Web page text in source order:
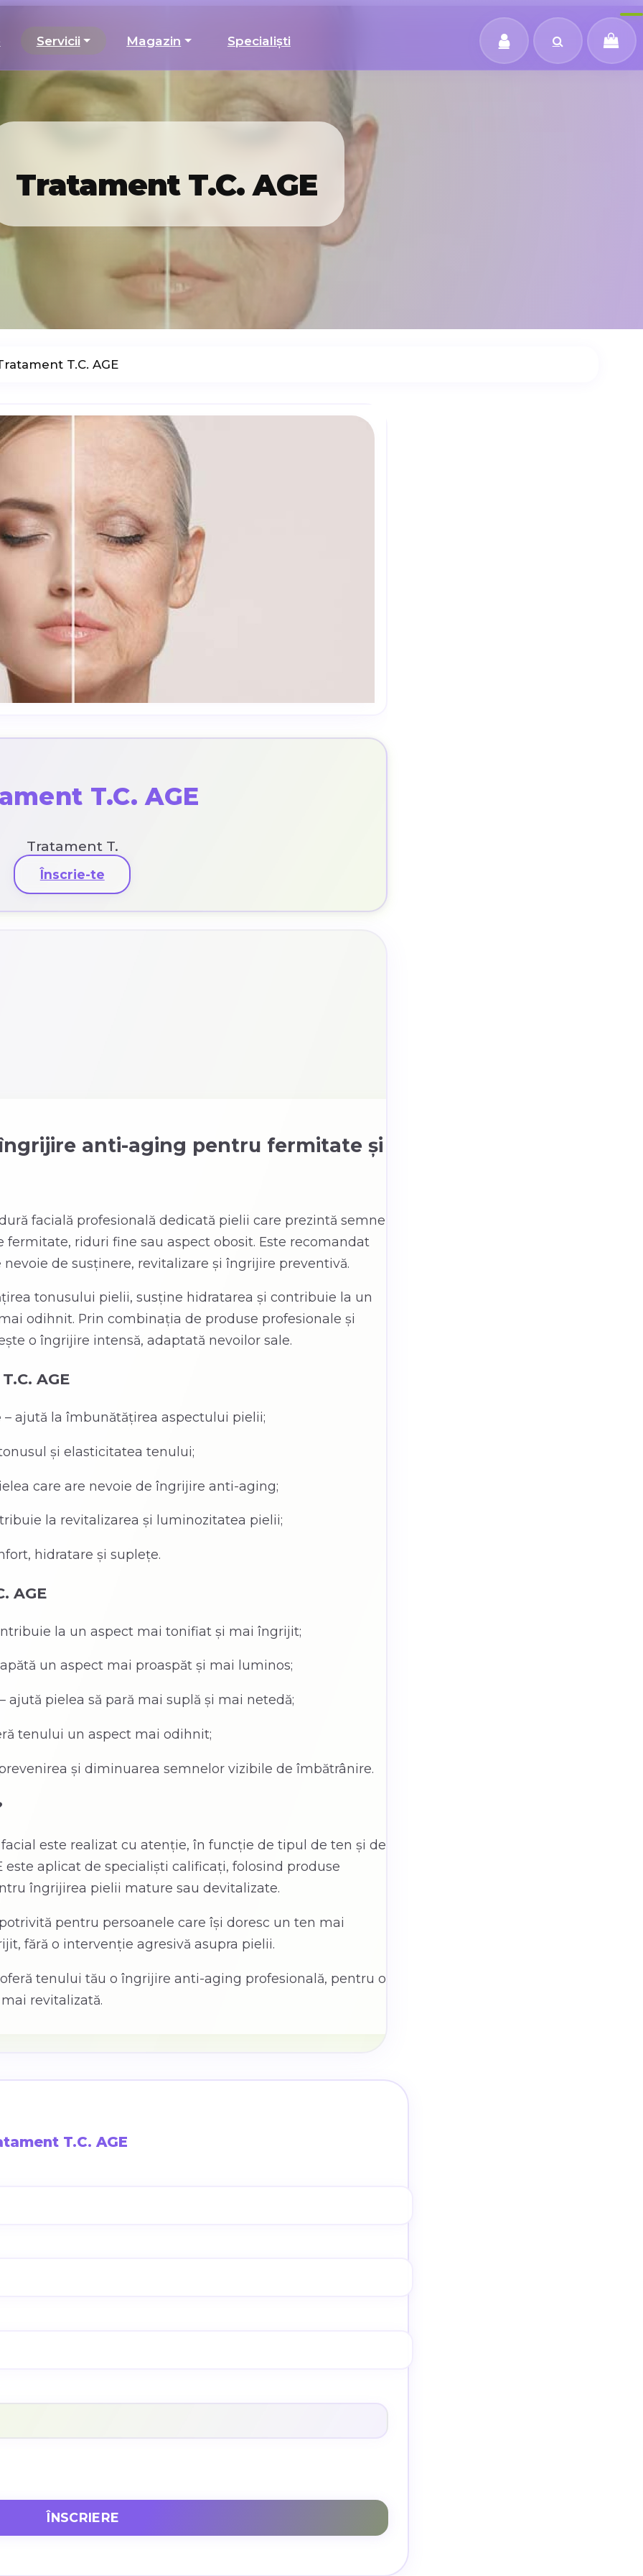
Servicii Magazin Specialiști
Tratament T.C. AGE
T.C. AGE
T.C. AGE
Tratament T.
Înscrie-te
îngrijire anti-aging pentru fermitate și
facială profesională dedicată pielii care prezintă semne
riduri fine sau aspect obosit. Este recomandat
de susținere, revitalizare și îngrijire preventivă.
tonusului pielii, susține hidratarea și contribuie la un
odihnit. Prin combinația de produse profesionale și
o îngrijire intensă, adaptată nevoilor sale.
AGE
– ajută la îmbunătățirea aspectului pielii;
și elasticitatea tenului;
care are nevoie de îngrijire anti-aging;
la revitalizarea și luminozitatea pielii;
hidratare și suplețe.
AGE
la un aspect mai tonifiat și mai îngrijit;
un aspect mai proaspăt și mai luminos;
ajută pielea să pară mai suplă și mai netedă;
tenului un aspect mai odihnit;
și diminuarea semnelor vizibile de îmbătrânire.
este realizat cu atenție, în funcție de tipul de ten și de
este aplicat de specialiști calificați, folosind produse
îngrijirea pielii mature sau devitalizate.
pentru persoanele care își doresc un ten mai
fără o intervenție agresivă asupra pielii.
tenului tău o îngrijire anti-aging profesională, pentru o
revitalizată.
T.C. AGE
ÎNSCRIERE